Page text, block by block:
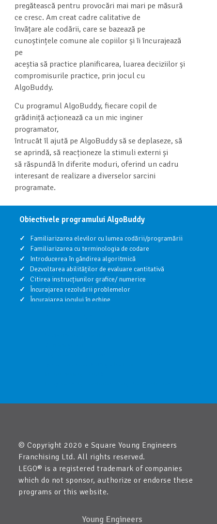
pregătească pentru provocări mai mari pe măsură
ce cresc. Am creat cadre calitative de
învățare ale codării, care se bazează pe
cunoștințele comune ale copiilor și îi încurajează
pe
aceștia să practice planificarea, luarea deciziilor și
compromisurile practice, prin jocul cu
AlgoBuddy.
Cu programul AlgoBuddy, fiecare copil de
grădiniță acționează ca un mic inginer
programator,
întrucât îl ajută pe AlgoBuddy să se deplaseze, să
se aprindă, să reacționeze la stimuli externi și
să răspundă în diferite moduri, oferind un cadru
interesant de realizare a diverselor sarcini
programate.
Obiectivele programului AlgoBuddy
Familiarizarea elevilor cu lumea codării/programării
Familiarizarea cu terminologia de codare
Introducerea în gândirea algoritmică
Dezvoltarea abilităților de evaluare cantitativă
Citirea instrucțiunilor grafice/ numerice
Încurajarea rezolvării problemelor
Încurajarea jocului în echipe
© Copyright 2020 e Square Young Engineers
Franchising Ltd. All rights reserved.
LEGO® is a registered trademark of companies
which do not sponsor, authorize or endorse these
programs or this website.
Young Engineers